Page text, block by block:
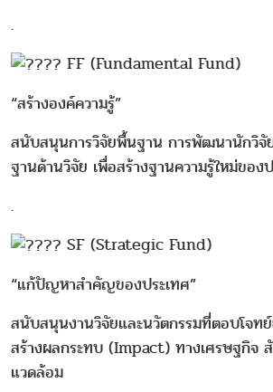
.
FF (Fundamental Fund)
“สร้างองค์ความรู้”
สนับสนุนการวิจัยพื้นฐาน การพัฒนานักวิจั
ฐานด้านวิจัย เพื่อสร้างฐานความรู้ใหม่ของ
.
SF (Strategic Fund)
“แก้ปัญหาสำคัญของประเทศ”
สนับสนุนงานวิจัยและนวัตกรรมที่ตอบโจท
สร้างผลกระทบ (Impact) ทางเศรษฐกิจ
แวดล้อม